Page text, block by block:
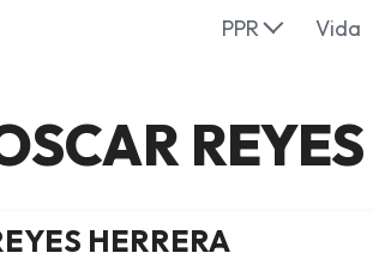
PPR Vida
HERRERA